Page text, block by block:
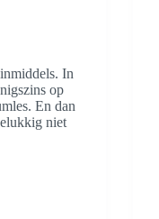
In
op
En dan
niet